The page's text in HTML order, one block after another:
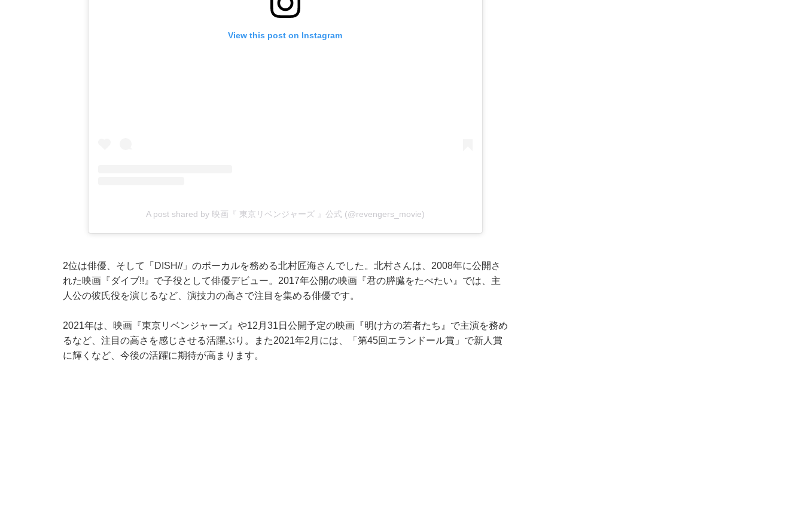
View this post on Instagram
A post shared by 映画『 東京リベンジャーズ 』公式 (@revengers_movie)
2位は俳優、そして「DISH//」のボーカルを務める北村匠海さんでした。北村さんは、2008年に公開さ
れた映画『ダイブ!!』で子役として俳優デビュー。2017年公開の映画『君の膵臓をたべたい』では、主
人公の彼氏役を演じるなど、演技力の高さで注目を集める俳優です。
2021年は、映画『東京リベンジャーズ』や12月31日公開予定の映画『明け方の若者たち』で主演を務め
るなど、注目の高さを感じさせる活躍ぶり。また2021年2月には、「第45回エランドール賞」で新人賞
に輝くなど、今後の活躍に期待が高まります。